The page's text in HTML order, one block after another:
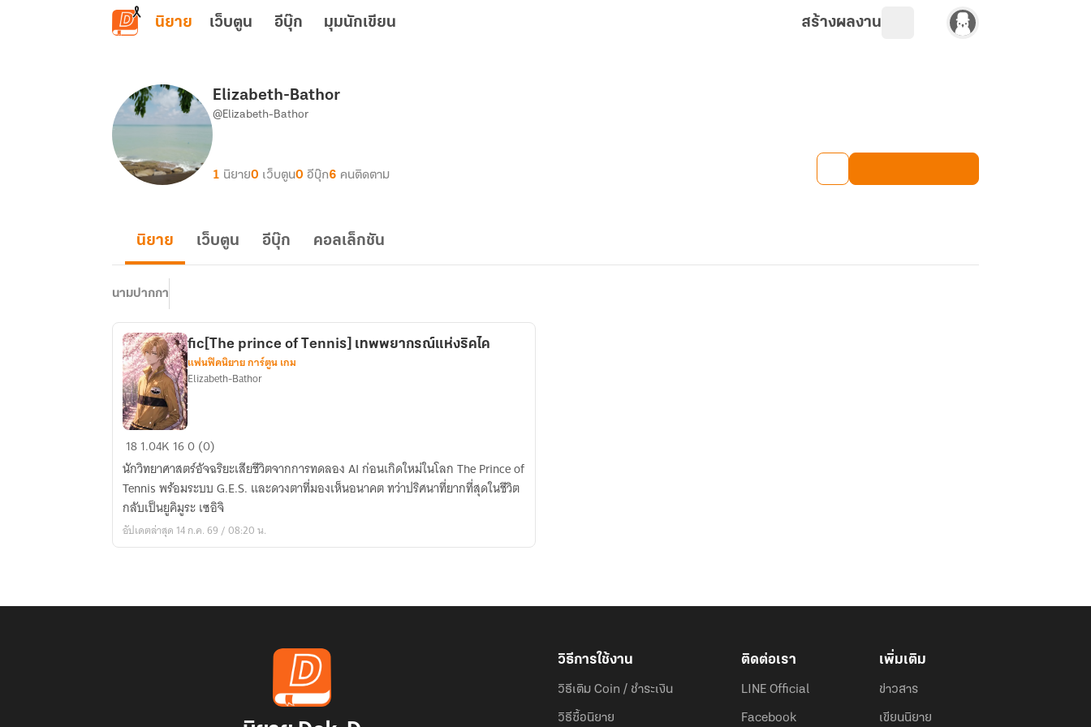
ข้ามไปยังเนื้อหาหลัก
นิยาย เว็บตูน อีบุ๊ก มุมนักเขียน สร้างผลงาน
Elizabeth-Bathor
@Elizabeth-Bathor
1 นิยาย0 เว็บตูน0 อีบุ๊ก6 คนติดตาม
นิยาย เว็บตูน อีบุ๊ก คอลเล็กชัน
นามปากกา
fic[The
prince
of
Tennis]
เทพพยากรณ์
แห่ง
fic[The prince of Tennis] เทพพยากรณ์แห่งริคไค
แฟนฟิคนิยาย การ์ตูน เกม
Elizabeth-Bathor
181.04K 160 (0)
นักวิทยาศาสตร์อัจฉริยะเสียชีวิตจากการทดลอง AI ก่อนเกิดใหม่ในโลก The Prince of
Tennis พร้อมระบบ G.E.S. และดวงตาที่มองเห็นอนาคต ทว่าปริศนาที่ยากที่สุดในชีวิต
กลับเป็นยูคิมูระ เซอิจิ
อัปเดตล่าสุด 14 ก.ค. 69 / 08:20 น.
วิธีการใช้งาน
วิธีเติม Coin / ชำระเงิน
วิธีซื้อนิยาย
ติดต่อเรา
LINE Official
Facebook
เพิ่มเติม
ข่าวสาร
เขียนนิยาย